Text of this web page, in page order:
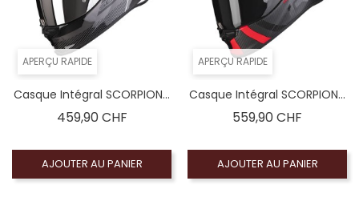
APERÇU RAPIDE
Casque Intégral SCORPION...
459,90 CHFPrix
AJOUTER AU PANIER
APERÇU RAPIDE
Casque Intégral SCORPION...
559,90 CHF
AJOUTER AU PANIER